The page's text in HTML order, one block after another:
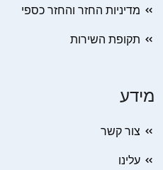
מדיניות החזר והחזר כספי
תקופת השירות
מידע
צור קשר
עלינו